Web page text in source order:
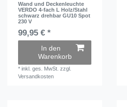
Wand und Deckenleuchte
VERDO 4-fach L Holz/Stahl
schwarz drehbar GU10 Spot
230 V
99,95 € *
In den
Warenkorb
*inkl. ges. MwSt. zzgl.
Versandkosten